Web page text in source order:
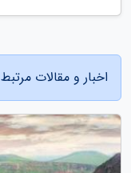
اخبار و مقالات مرتبط